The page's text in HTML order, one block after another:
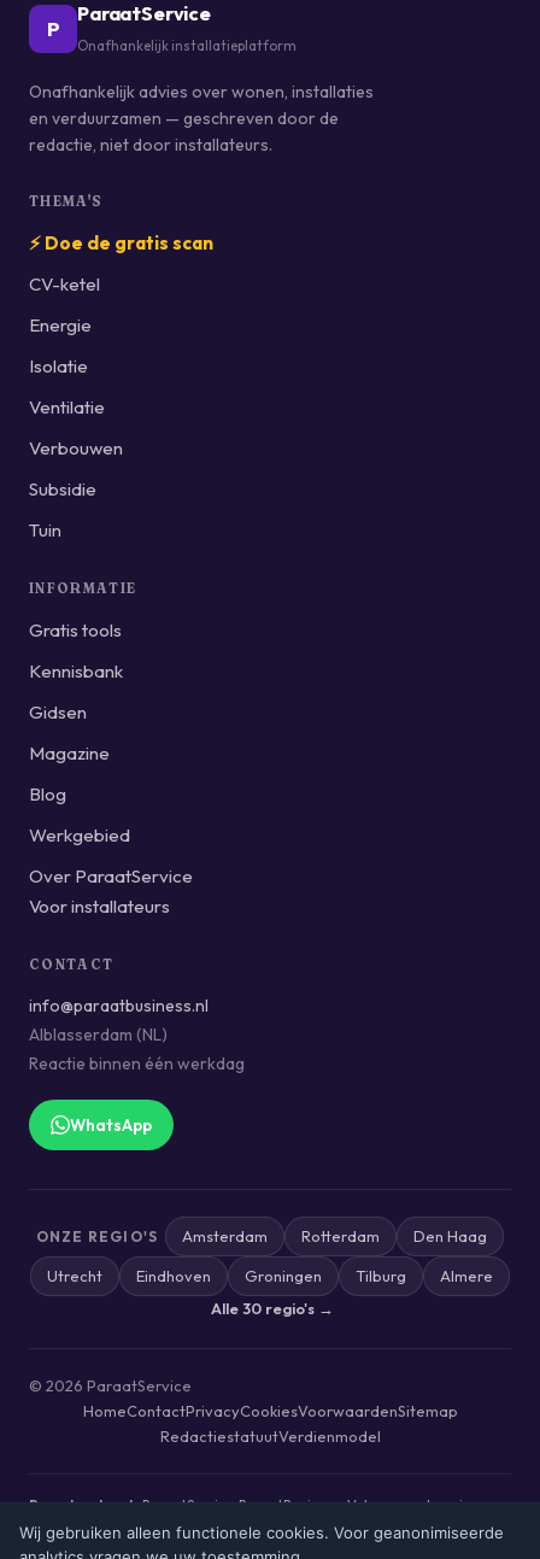
P
ParaatService
Onafhankelijk installatieplatform
Onafhankelijk advies over wonen, installaties
en verduurzamen — geschreven door de
redactie, niet door installateurs.
THEMA'S
⚡ Doe de gratis scan
CV-ketel
Energie
Isolatie
Ventilatie
Verbouwen
Subsidie
Tuin
INFORMATIE
Gratis tools
Kennisbank
Gidsen
Magazine
Blog
Werkgebied
Over ParaatService
Voor installateurs
CONTACT
info@paraatbusiness.nl
Alblasserdam (NL)
Reactie binnen één werkdag
WhatsApp
ONZE REGIO'S Amsterdam Rotterdam Den Haag
Utrecht Eindhoven Groningen Tilburg
Almere
Alle 30 regio's →
© 2026 ParaatService
HomeContactPrivacyCookiesVoorwaardenSitemap
RedactiestatuutVerdienmodel
Paraat-netwerk:ParaatService·ParaatBusiness·Vakman zoeken via
TrustusFix
Wij gebruiken alleen functionele cookies. Voor geanonimiseerde